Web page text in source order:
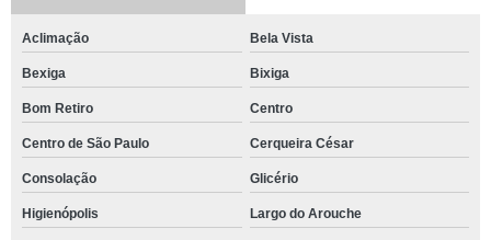
Aclimação Bela Vista
Bexiga Bixiga
Bom Retiro Centro
Centro de São Paulo Cerqueira César
Consolação Glicério
Higienópolis Largo do Arouche